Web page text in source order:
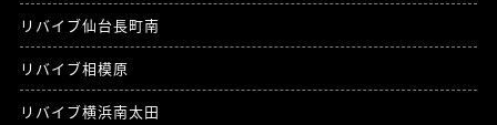
リバイブ仙台長町南
リバイブ相模原
リバイブ横浜南太田